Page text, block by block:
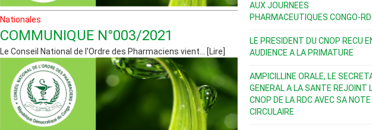
Nationales
COMMUNIQUE N°003/2021
Le Conseil National de l'Ordre des Pharmaciens vient... [Lire]
AUX JOURNEES
PHARMACEUTIQUES CONGO-
LE PRESIDENT DU CNOP RECU
AUDIENCE A LA PRIMATURE
AMPICILLINE ORALE, LE
GENERAL A LA SANTE REJOINT
CNOP DE LA RDC AVEC SA NOTE
CIRCULAIRE